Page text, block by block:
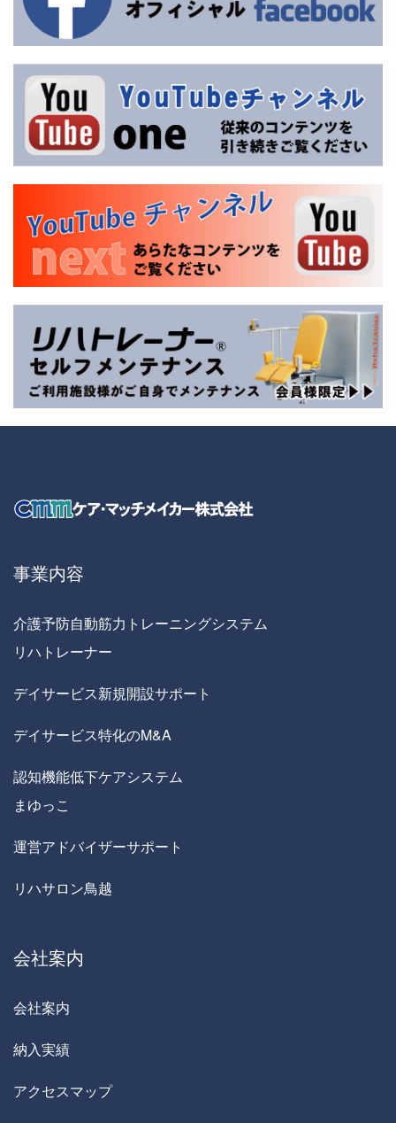
事業内容
介護予防自動筋力トレーニングシステム
リハトレーナー
デイサービス新規開設サポート
デイサービス特化のM&A
認知機能低下ケアシステム
まゆっこ
運営アドバイザーサポート
リハサロン鳥越
会社案内
会社案内
納入実績
アクセスマップ